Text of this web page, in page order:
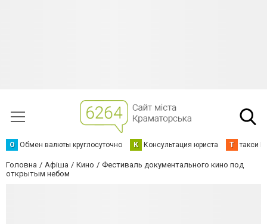
О Обмен валюты круглосуточно К Консультация юриста Т такси
Головна Афіша Кино
Фестиваль документального кино под
открытым небом